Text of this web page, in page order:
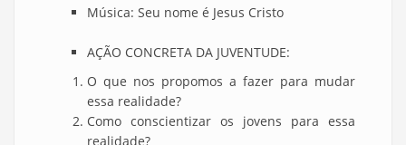
Música: Seu nome é Jesus Cristo
AÇÃO CONCRETA DA JUVENTUDE:
O que nos propomos a fazer para mudar
essa realidade?
Como conscientizar os jovens para essa
realidade?